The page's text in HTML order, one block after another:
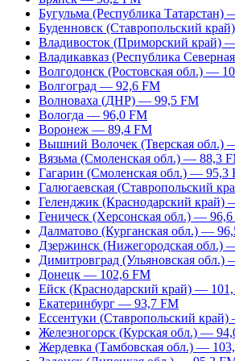
Бугульма (Республика Татарстан)
Буденновск (Ставропольский
Владивосток (Приморский край)
Владикавказ (Республика
Волгодонск (Ростовская обл.) —
Волгоград — 92,6 FM
Волноваха (ДНР) — 99,5 FM
Вологда — 96,0 FM
Воронеж — 89,4 FM
Вышний Волочек (Тверская обл.)
Вязьма (Смоленская обл.) — 88,3
Гагарин (Смоленская обл.) — 95,3
Галюгаевская (Ставропольский
Геленджик (Краснодарский край)
Геническ (Херсонская обл.) —
Далматово (Курганская обл.) —
Дзержинск (Нижегородская обл.)
Димитровград (Ульяновская обл.)
Донецк — 102,6 FM
Ейск (Краснодарский край) —
Екатеринбург — 93,7 FM
Ессентуки (Ставропольский край)
Железногорск (Курская обл.) —
Жердевка (Тамбовская обл.) —